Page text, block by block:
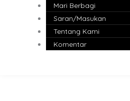
Mari Berbagi
Saran/Masukan
Tentang Kami
Komentar